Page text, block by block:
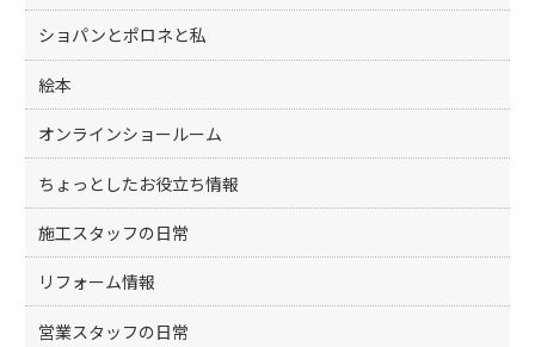
ショパンとポロネと私
絵本
オンラインショールーム
ちょっとしたお役立ち情報
施工スタッフの日常
リフォーム情報
営業スタッフの日常